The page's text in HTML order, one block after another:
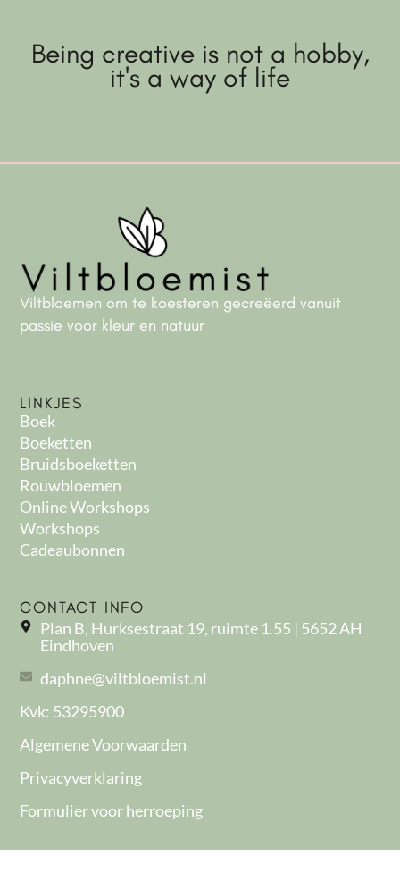
Being creative is not a hobby,
it's a way of life
Viltbloemen om te koesteren gecreëerd vanuit
passie voor kleur en natuur
LINKJES
Boek
Boeketten
Bruidsboeketten
Rouwbloemen
Online Workshops
Workshops
Cadeaubonnen
CONTACT INFO
Plan B, Hurksestraat 19, ruimte 1.55 | 5652 AH
Eindhoven
daphne@viltbloemist.nl
Kvk: 53295900
Algemene Voorwaarden
Privacyverklaring
Formulier voor herroeping